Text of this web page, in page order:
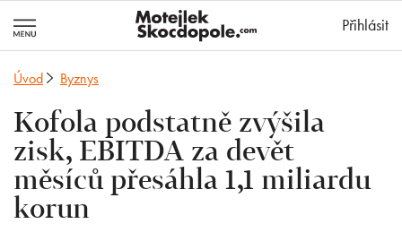
Přihlásit
Úvod Byznys
Kofola podstatně zvýšila
zisk, EBITDA za devět
měsíců přesáhla 1,1 miliardu
korun